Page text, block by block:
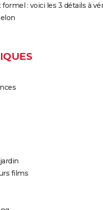
: voici les 3 détails à
films